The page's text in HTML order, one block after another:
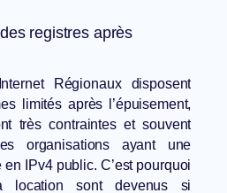
registres après
Régionaux disposent
limités après l’épuisement,
très contraintes et souvent
organisations ayant une
IPv4 public. C’est pourquoi
location sont devenus si